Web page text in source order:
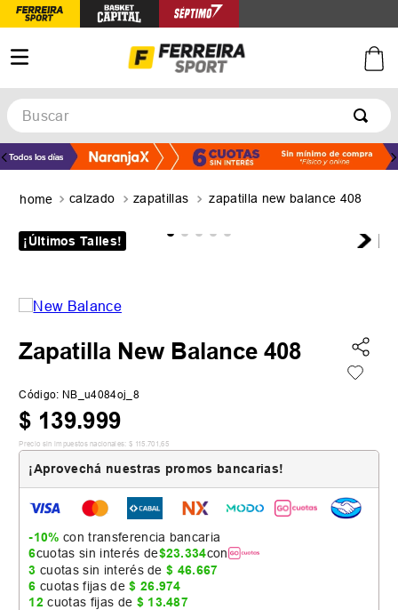
Buscar
TÉRMINOS MÁS BUSCADOS
3.
zapatillas mujer
5. medias
calzado zapatillas zapatilla new balance 408
¡Últimos Talles!
Zapatilla New Balance 408
Código: NB_u4084oj_8
$ 139.999
Precio sin impuestos nacionales: $ 115 701 ,65
¡Aprovechá nuestras promos bancarias!
-10% con transferencia bancaria
6cuotas sin interés de$23.334con
3 cuotas sin interés de$ 46.667
6 cuotas fijas de$ 26.974
12 cuotas fijas de $ 13.487